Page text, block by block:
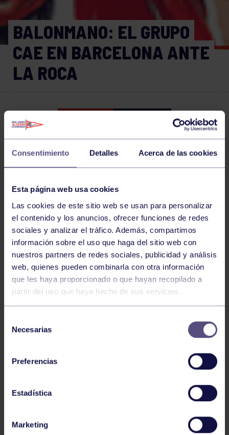
Consentimiento Detalles Acerca de las cookies
Esta página web usa cookies
Las cookies de este sitio web se usan para personalizar
el contenido y los anuncios, ofrecer funciones de redes
sociales y analizar el tráfico. Además, compartimos
información sobre el uso que haga del sitio web con
nuestros partners de redes sociales, publicidad y análisis
web, quienes pueden combinarla con otra información
que les haya proporcionado o que hayan recopilado a
partir del uso que haya hecho de sus servicios.
Necesarias
Preferencias
Estadística
Marketing
BALONMANO: EL GRUPO
CAE EN BARCELONA ANTE
LA ROCA
Balonmano 14 NOV 2015
Balonmano 25 May 2026
LEO CARDELI, CONVOCADO CON
Balonmano